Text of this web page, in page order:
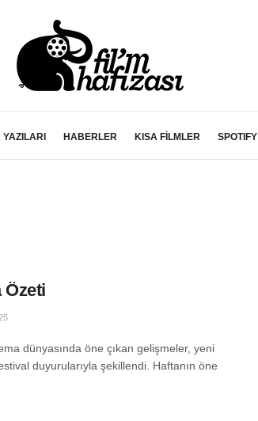
HABERLER KISA FİLMLER SPOTIFY
Özeti
dünyasında öne çıkan gelişmeler, yeni
duyurularıyla şekillendi. Haftanın öne